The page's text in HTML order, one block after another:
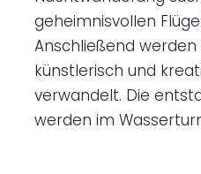
geheimnisvollen
Anschließend
künstlerisch und
verwandelt. Die
werden im